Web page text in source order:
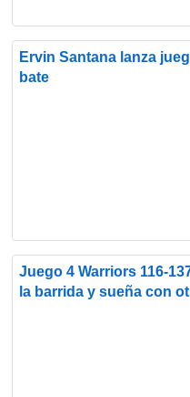
Ervin Santana lanza
bate
Juego 4 Warriors 116-
la barrida y sueña con